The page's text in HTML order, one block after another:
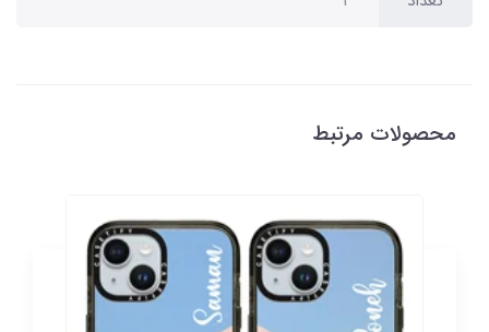
محصولات مرتبط